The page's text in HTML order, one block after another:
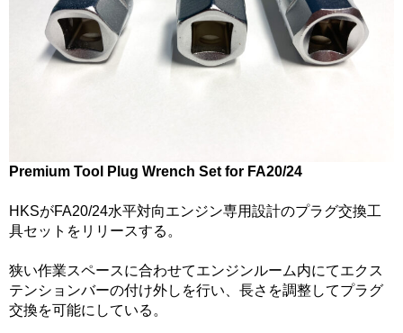
Premium Tool Plug Wrench Set for FA20/24
HKSがFA20/24水平対向エンジン専用設計のプラグ交換工
具セットをリリースする。
狭い作業スペースに合わせてエンジンルーム内にてエクス
テンションバーの付け外しを行い、長さを調整してプラグ
交換を可能にしている。